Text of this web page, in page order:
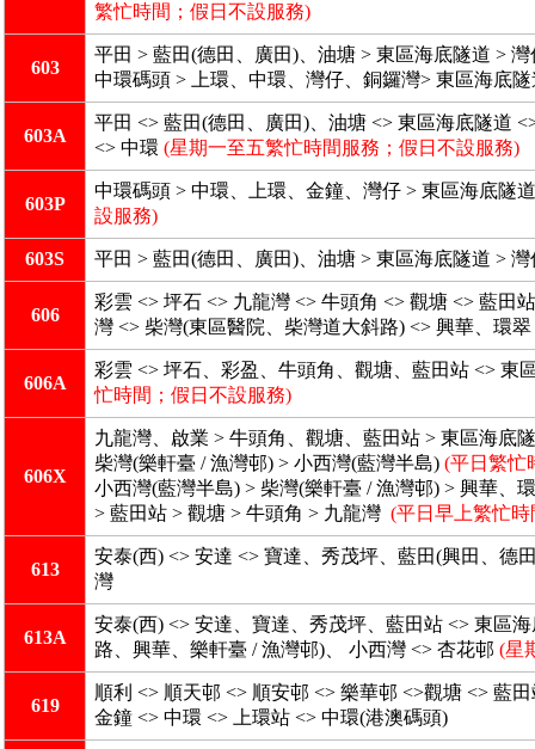
繁忙時間；假日不設服務)
603
平田 > 藍田(德田、廣田)、油塘 > 東區海底隧道 >
中環碼頭 > 上環、中環、灣仔、銅鑼灣> 東區海底
603A
平田 <> 藍田(德田、廣田)、油塘 <> 東區海底隧道
<> 中環 (星期一至五繁忙時間服務；假日不設服務)
603P
中環碼頭 > 中環、上環、金鐘、灣仔 > 東區海底隧
設服務)
603S 平田 > 藍田(德田、廣田)、油塘 > 東區海底隧道 >
606
彩雲 <> 坪石 <> 九龍灣 <> 牛頭角 <> 觀塘 <> 藍田
灣 <> 柴灣(東區醫院、柴灣道大斜路) <> 興華、環
606A
彩雲 <> 坪石、彩盈、牛頭角、觀塘、藍田站 <> 東
忙時間；假日不設服務)
606X
九龍灣、啟業 > 牛頭角、觀塘、藍田站 > 東區海底
柴灣(樂軒臺 / 漁灣邨) > 小西灣(藍灣半島) (平日繁忙
小西灣(藍灣半島) > 柴灣(樂軒臺 / 漁灣邨) > 興華、
> 藍田站 > 觀塘 > 牛頭角 > 九龍灣 (平日早上繁忙
613
安泰(西) <> 安達 <> 寶達、秀茂坪、藍田(興田、德
灣
613A
安泰(西) <> 安達、寶達、秀茂坪、藍田站 <> 東區
路、興華、樂軒臺 / 漁灣邨)、 小西灣 <> 杏花邨 (星
619
順利 <> 順天邨 <> 順安邨 <> 樂華邨 <>觀塘 <> 藍
金鐘 <> 中環 <> 上環站 <> 中環(港澳碼頭)